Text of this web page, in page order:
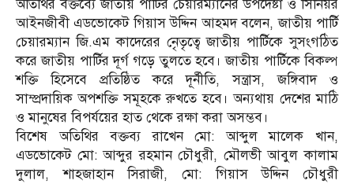
অতিথির বক্তব্যে জাতীয় পার্টির চেয়ারম্যানের উপদেষ্টা ও সিনিয়র
আইনজীবী এডভোকেট গিয়াস উদ্দিন আহমদ বলেন, জাতীয় পার্টি
চেয়ারম্যান জি.এম কাদেরের নেৃতৃত্বে জাতীয় পার্টিকে সুসংগঠিত
করে জাতীয় পার্টির দূর্গ গড়ে তুলতে হবে। জাতীয় পার্টিকে বিকল্প
শক্তি হিসেবে প্রতিষ্ঠিত করে দূর্নীতি, সন্ত্রাস, জঙ্গিবাদ ও
সাম্প্রদায়িক অপশক্তি সমূহকে রুখতে হবে। অন্যথায় দেশের মাঠি
ও মানুষের বিপর্যয়ের হাত থেকে রক্ষা করা অসম্ভব।
বিশেষ অতিথির বক্তব্য রাখেন মো: আব্দুল মালেক খান,
এডভোকেট মো: আব্দুর রহমান চৌধুরী, মৌলভী আবুল কালাম
দুলাল, শাহজাহান সিরাজী, মো: গিয়াস উদ্দিন চৌধুরী